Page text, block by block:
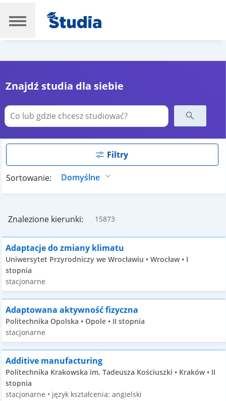
Znajdź studia dla siebie
Filtry
Sortowanie:
Znalezione kierunki: 15873
Adaptacje do zmiany klimatu
Uniwersytet Przyrodniczy we Wrocławiu • Wrocław • I
stopnia
stacjonarne
Adaptowana aktywność fizyczna
Politechnika Opolska • Opole • II stopnia
stacjonarne
Additive manufacturing
Politechnika Krakowska im. Tadeusza Kościuszki • Kraków • II
stopnia
stacjonarne • język kształcenia: angielski